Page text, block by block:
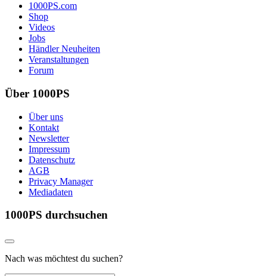
1000PS.com
Shop
Videos
Jobs
Händler Neuheiten
Veranstaltungen
Forum
Über 1000PS
Über uns
Kontakt
Newsletter
Impressum
Datenschutz
AGB
Privacy Manager
Mediadaten
1000PS durchsuchen
Nach was möchtest du suchen?